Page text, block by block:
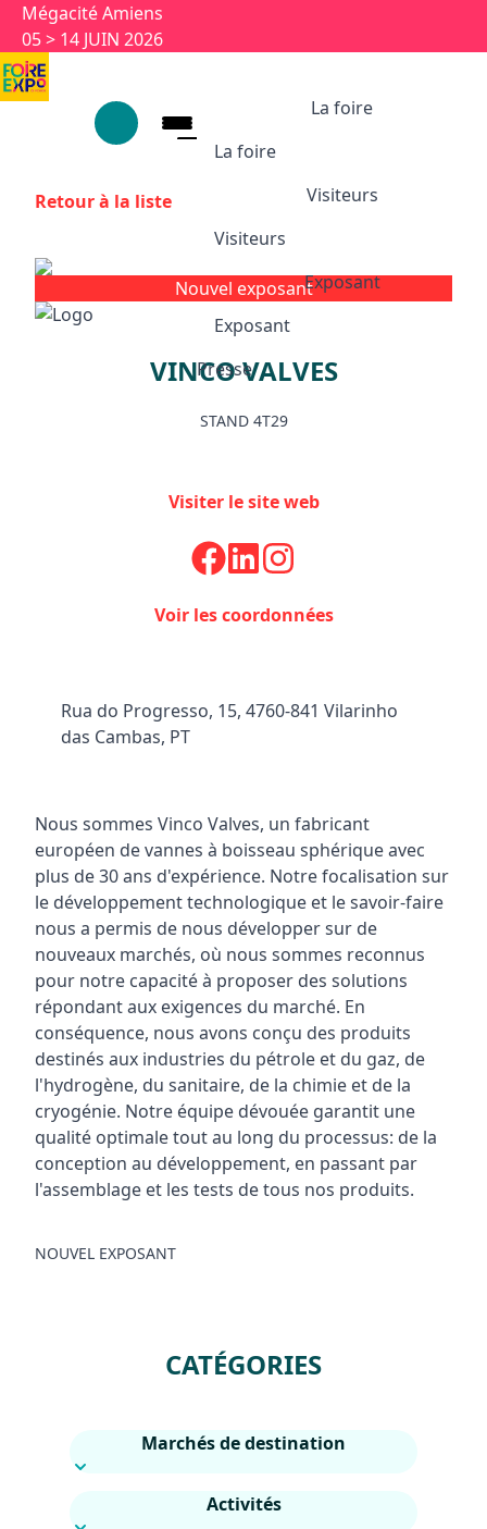
Aller au contenu principal
Mégacité Amiens
05 > 14 JUIN 2026
La foire
La foire
Ses univers
Partenaires et labels
Visiteurs
Visiteurs
Visiteurs
Animations et temps forts
Infos pratiques
Exposant
Exposant
Exposant
Pourquoi exposer ?
Presse
Retour à la liste
Nouvel exposant
VINCO VALVES
STAND 4T29
Visiter le site web
Voir les coordonnées
Rua do Progresso, 15, 4760-841 Vilarinho
das Cambas, PT
Nous sommes Vinco Valves, un fabricant
européen de vannes à boisseau sphérique avec
plus de 30 ans d'expérience. Notre focalisation sur
le développement technologique et le savoir-faire
nous a permis de nous développer sur de
nouveaux marchés, où nous sommes reconnus
pour notre capacité à proposer des solutions
répondant aux exigences du marché. En
conséquence, nous avons conçu des produits
destinés aux industries du pétrole et du gaz, de
l'hydrogène, du sanitaire, de la chimie et de la
cryogénie. Notre équipe dévouée garantit une
qualité optimale tout au long du processus: de la
conception au développement, en passant par
l'assemblage et les tests de tous nos produits.
NOUVEL EXPOSANT
CATÉGORIES
Marchés de destination
Activités
Panneau de gestion des cookies